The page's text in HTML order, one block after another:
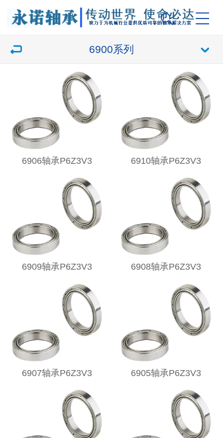
6900系列
6906轴承P6Z3V3 6910轴承P6Z3V3
6909轴承P6Z3V3 6908轴承P6Z3V3
6907轴承P6Z3V3 6905轴承P6Z3V3